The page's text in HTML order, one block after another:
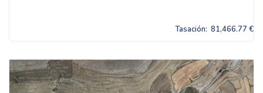
Tasación: 81,466.77 €